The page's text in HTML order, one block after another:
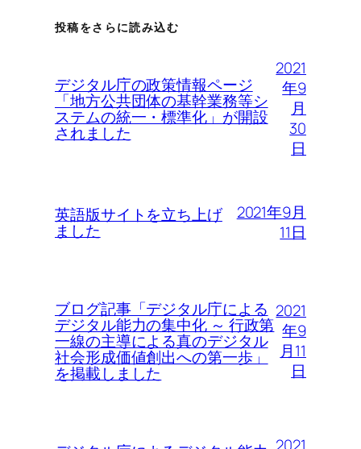
投稿をさらに読み込む
デジタル庁の政策情報ページ
「地方公共団体の基幹業務等シ
ステムの統一・標準化」が開設
されました
2021
年9
月
30
日
英語版サイトを立ち上げ
ました
2021年9月
11日
ブログ記事「デジタル庁による
デジタル能力の集中化 ～ 行政第
一線の主導による真のデジタル
社会形成価値創出への第一歩」
を掲載しました
2021
年9
月11
日
2021